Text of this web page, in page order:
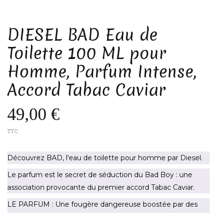
DIESEL BAD Eau de
Toilette 100 ML pour
Homme, Parfum Intense,
Accord Tabac Caviar
49,00 €
TTC
Découvrez BAD, l'eau de toilette pour homme par Diesel.
Le parfum est le secret de séduction du Bad Boy : une
association provocante du premier accord Tabac Caviar.
LE PARFUM : Une fougère dangereuse boostée par des